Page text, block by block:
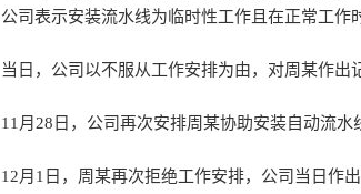
公司表示安装流水线为临时性工作且在正常工作
当日，公司以不服从工作安排为由，对周某作出
11月28日，公司再次安排周某协助安装自动流水
12月1日，周某再次拒绝工作安排，公司当日作出